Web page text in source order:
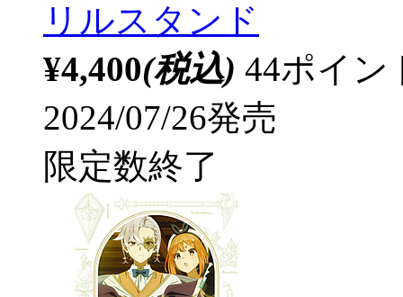
リルスタンド
¥4,400(税込) 44ポイ
2024/07/26発売
限定数終了